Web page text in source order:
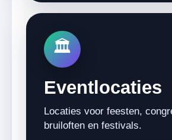
🏛️
Eventlocaties
Locaties voor feesten,
bruiloften en festivals.